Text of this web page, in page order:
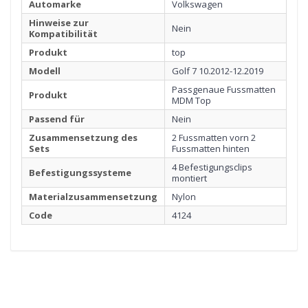
1
Automarke
Volkswagen
Hinweise zur
Kompatibilität
Nein
Produkt
top
Modell
Golf 7 10.2012-12.2019
Produkt
Passgenaue Fussmatten
MDM Top
Passend für
Nein
Zusammensetzung des
Sets
2 Fussmatten vorn 2
Fussmatten hinten
Befestigungssysteme
4 Befestigungsclips
montiert
Materialzusammensetzung
Nylon
Code
4124